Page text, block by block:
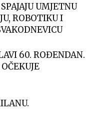
UMJETNU
ROBOTIKU I
60. ROĐENDAN.